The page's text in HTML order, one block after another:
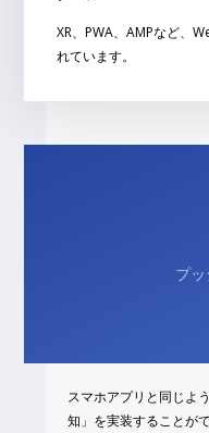
XR、PWA、AMPなど、
れています。
プ
スマホアプリと同じよ
知」を実装することが